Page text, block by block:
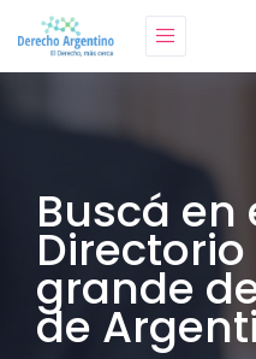
Buscá en
grande
de